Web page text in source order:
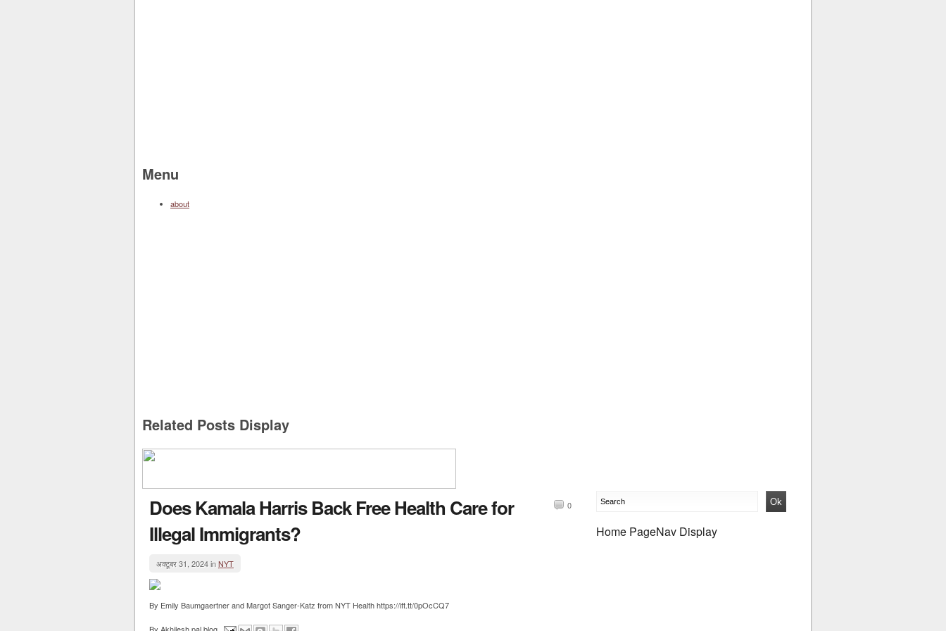
Menu
about
Related Posts Display
Does Kamala Harris Back Free Health Care for
Illegal Immigrants?
0
अक्टूबर 31, 2024 inNYT
By Emily Baumgaertner and Margot Sanger-Katz from NYT Health https://ift.tt/0pOcCQ7
Home PageNav Display